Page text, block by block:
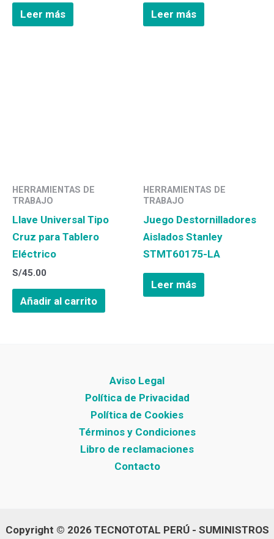
Leer más Leer más
HERRAMIENTAS DE
TRABAJO
Llave Universal Tipo
Cruz para Tablero
Eléctrico
S/45.00
Añadir al carrito
HERRAMIENTAS DE
TRABAJO
Juego Destornilladores
Aislados Stanley
STMT60175-LA
Leer más
Aviso Legal
Política de Privacidad
Política de Cookies
Términos y Condiciones
Libro de reclamaciones
Contacto
Copyright © 2026 TECNOTOTAL PERÚ - SUMINISTROS